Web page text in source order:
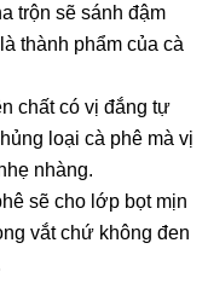
trộn sẽ sánh đậm
thành phẩm của cà
chất có vị đắng tự
loại cà phê mà vị
nhàng.
sẽ cho lớp bọt mịn
vắt chứ không đen